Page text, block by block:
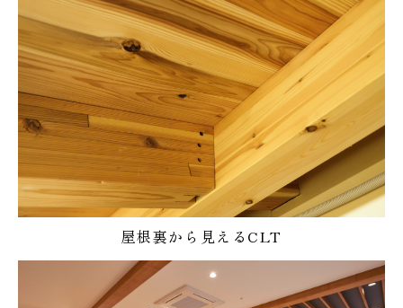
屋根裏から見えるCLT